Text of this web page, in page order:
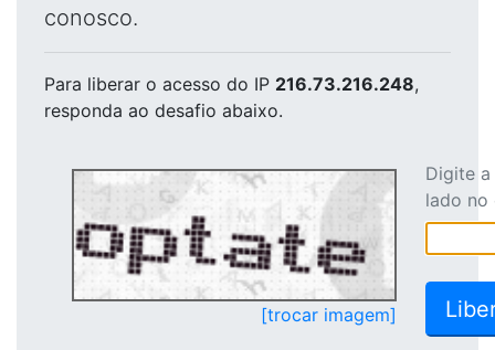
conosco.
Para liberar o acesso do IP 216.73.216.248,
responda ao desafio abaixo.
[trocar imagem]
Digite
lado no